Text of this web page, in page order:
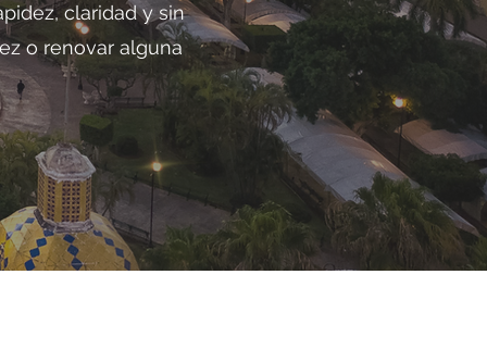
claridad y sin
o renovar alguna